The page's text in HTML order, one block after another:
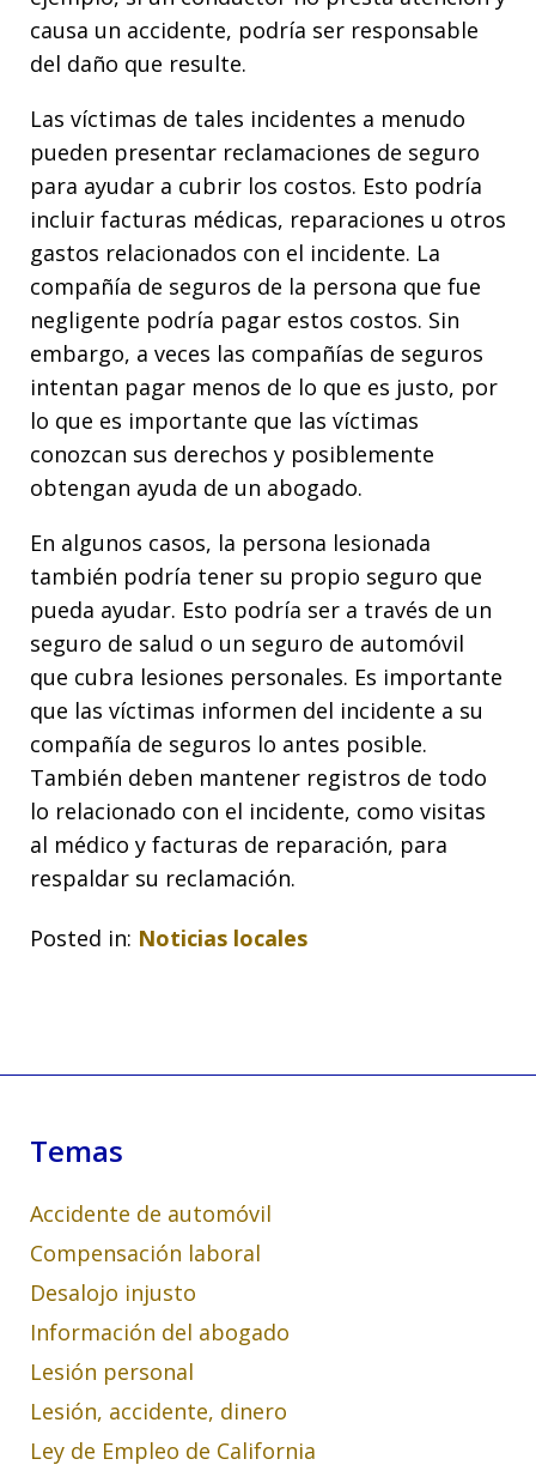
causa un accidente, podría ser responsable
del daño que resulte.
Las víctimas de tales incidentes a menudo
pueden presentar reclamaciones de seguro
para ayudar a cubrir los costos. Esto podría
incluir facturas médicas, reparaciones u otros
gastos relacionados con el incidente. La
compañía de seguros de la persona que fue
negligente podría pagar estos costos. Sin
embargo, a veces las compañías de seguros
intentan pagar menos de lo que es justo, por
lo que es importante que las víctimas
conozcan sus derechos y posiblemente
obtengan ayuda de un abogado.
En algunos casos, la persona lesionada
también podría tener su propio seguro que
pueda ayudar. Esto podría ser a través de un
seguro de salud o un seguro de automóvil
que cubra lesiones personales. Es importante
que las víctimas informen del incidente a su
compañía de seguros lo antes posible.
También deben mantener registros de todo
lo relacionado con el incidente, como visitas
al médico y facturas de reparación, para
respaldar su reclamación.
Posted in: Noticias locales
Temas
Accidente de automóvil
Compensación laboral
Desalojo injusto
Información del abogado
Lesión personal
Lesión, accidente, dinero
Ley de Empleo de California